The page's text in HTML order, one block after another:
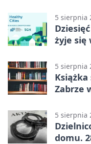
5 sierpnia
żyje się
5 sierpnia
Zabrze
5 sierpnia
domu.